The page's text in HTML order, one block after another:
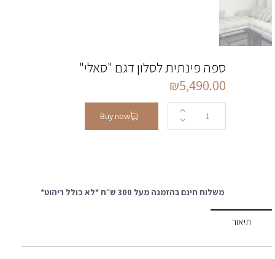
ספה פינתית לסלון דגם "סאלי"
₪5,490.00
Buy now
משלוח חינם בהזמנה מעל 300 ש״ח *לא כולל ריהוט*
תיאור